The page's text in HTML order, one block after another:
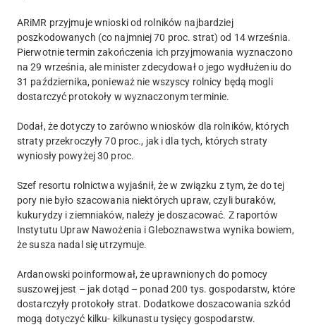
ARiMR przyjmuje wnioski od rolników najbardziej
poszkodowanych (co najmniej 70 proc. strat) od 14 września.
Pierwotnie termin zakończenia ich przyjmowania wyznaczono
na 29 września, ale minister zdecydował o jego wydłużeniu do
31 października, ponieważ nie wszyscy rolnicy będą mogli
dostarczyć protokoły w wyznaczonym terminie.
Dodał, że dotyczy to zarówno wniosków dla rolników, których
straty przekroczyły 70 proc., jak i dla tych, których straty
wyniosły powyżej 30 proc.
Szef resortu rolnictwa wyjaśnił, że w związku z tym, że do tej
pory nie było szacowania niektórych upraw, czyli buraków,
kukurydzy i ziemniaków, należy je doszacować. Z raportów
Instytutu Upraw Nawożenia i Gleboznawstwa wynika bowiem,
że susza nadal się utrzymuje.
Ardanowski poinformował, że uprawnionych do pomocy
suszowej jest – jak dotąd – ponad 200 tys. gospodarstw, które
dostarczyły protokoły strat. Dodatkowe doszacowania szkód
mogą dotyczyć kilku- kilkunastu tysięcy gospodarstw.